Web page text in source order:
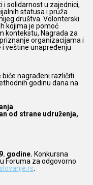
i solidarnost u zajednici,
statusa i pruža
društva. Volonterski
kojima je pomoć
kontekstu, Nagrada za
organizacijama i
veštine unapređenju
biće nagrađeni različiti
godinu dana na
od strane udruženja,
godine. Konkursna
Foruma za odgovorno
.